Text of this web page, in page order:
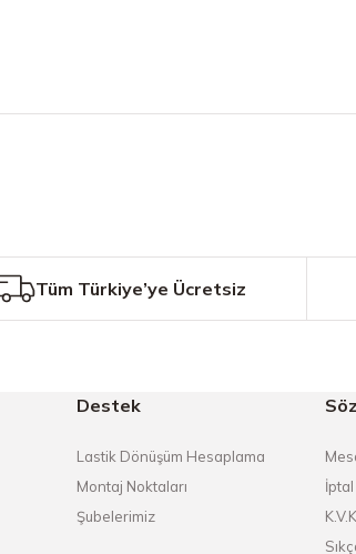
Tüm Türkiye’ye Ücretsiz
Destek
Lastik Dönüşüm Hesaplama
Montaj Noktaları
Şubelerimiz
İptal